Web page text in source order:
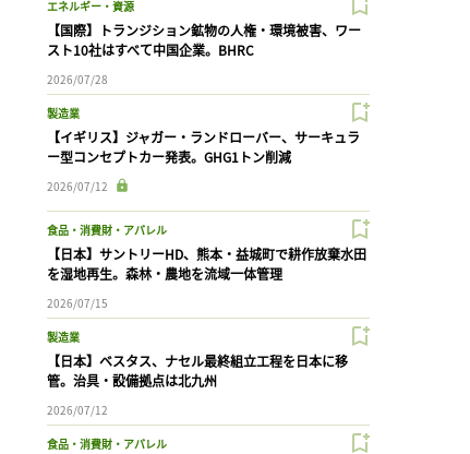
エネルギー・資源
【国際】トランジション鉱物の人権・環境被害、ワー
スト10社はすべて中国企業。BHRC
2026/07/28
製造業
【イギリス】ジャガー・ランドローバー、サーキュラ
ー型コンセプトカー発表。GHG1トン削減
2026/07/12
食品・消費財・アパレル
【日本】サントリーHD、熊本・益城町で耕作放棄水田
を湿地再生。森林・農地を流域一体管理
2026/07/15
製造業
【日本】ベスタス、ナセル最終組立工程を日本に移
管。治具・設備拠点は北九州
2026/07/12
食品・消費財・アパレル